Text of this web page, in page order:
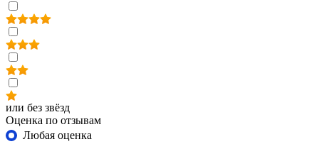
или без звёзд
Оценка по отзывам
Любая оценка